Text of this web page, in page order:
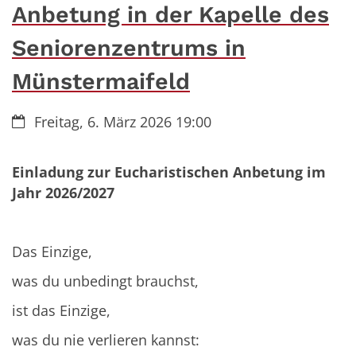
Anbetung in der Kapelle des
Seniorenzentrums in
Münstermaifeld
Datum:Freitag, 6. März 2026 19:00
Einladung zur Eucharistischen Anbetung im
Jahr 2026/2027
Das Einzige,
was du unbedingt brauchst,
ist das Einzige,
was du nie verlieren kannst: